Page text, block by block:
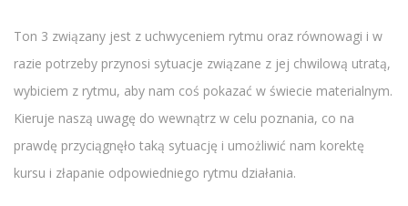
Ton 3 związany jest z uchwyceniem rytmu oraz równowagi i w
razie potrzeby przynosi sytuacje związane z jej chwilową utratą,
wybiciem z rytmu, aby nam coś pokazać w świecie materialnym.
Kieruje naszą uwagę do wewnątrz w celu poznania, co na
prawdę przyciągnęło taką sytuację i umożliwić nam korektę
kursu i złapanie odpowiedniego rytmu działania.